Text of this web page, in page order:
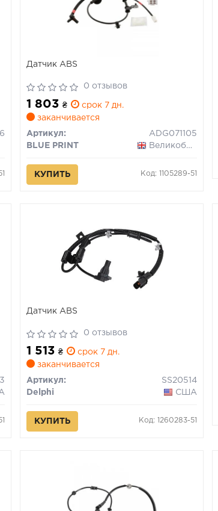
Датчик ABS
0 отзывов
1 803₴
срок 7 дн.
заканчивается
Артикул:
ADG071105
BLUE PRINT
Великобритания
КУПИТЬ Код: 1105289-51
Датчик ABS
0 отзывов
1 513₴
срок 7 дн.
заканчивается
Артикул:
SS20514
Delphi
США
КУПИТЬ Код: 1260283-51